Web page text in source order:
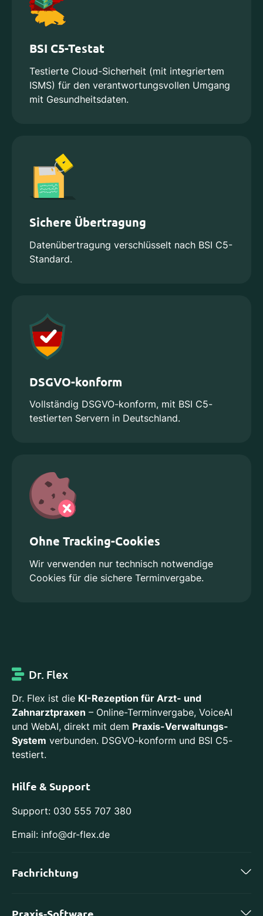
BSI C5-Testat
Testierte Cloud-Sicherheit (mit integriertem
ISMS) für den verantwortungsvollen Umgang
mit Gesundheitsdaten.
Sichere Übertragung
Datenübertragung verschlüsselt nach BSI C5-
Standard.
DSGVO-konform
Vollständig DSGVO-konform, mit BSI C5-
testierten Servern in Deutschland.
Ohne Tracking-Cookies
Wir verwenden nur technisch notwendige
Cookies für die sichere Terminvergabe.
Dr. Flex
Dr. Flex ist die KI-Rezeption für Arzt- und
Zahnarztpraxen – Online-Terminvergabe, VoiceAI
und WebAI, direkt mit dem Praxis-Verwaltungs-
System verbunden. DSGVO-konform und BSI C5-
testiert.
Hilfe & Support
Support: 030 555 707 380
Email: info@dr-flex.de
Fachrichtung